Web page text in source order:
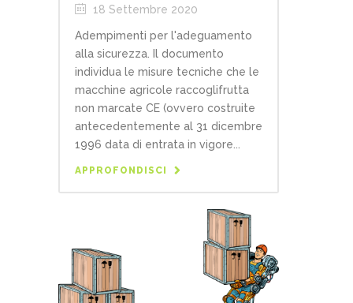
18 Settembre 2020
Adempimenti per l'adeguamento
alla sicurezza. Il documento
individua le misure tecniche che le
macchine agricole raccoglifrutta
non marcate CE (ovvero costruite
antecedentemente al 31 dicembre
1996 data di entrata in vigore...
APPROFONDISCI